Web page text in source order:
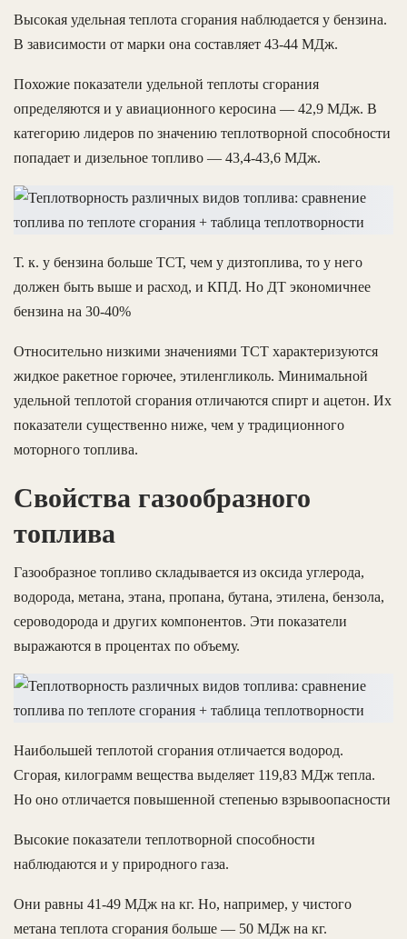
Высокая удельная теплота сгорания наблюдается у бензина.
В зависимости от марки она составляет 43-44 МДж.
Похожие показатели удельной теплоты сгорания
определяются и у авиационного керосина — 42,9 МДж. В
категорию лидеров по значению теплотворной способности
попадает и дизельное топливо — 43,4-43,6 МДж.
Т. к. у бензина больше ТСТ, чем у дизтоплива, то у него
должен быть выше и расход, и КПД. Но ДТ экономичнее
бензина на 30-40%
Относительно низкими значениями ТСТ характеризуются
жидкое ракетное горючее, этиленгликоль. Минимальной
удельной теплотой сгорания отличаются спирт и ацетон. Их
показатели существенно ниже, чем у традиционного
моторного топлива.
Свойства газообразного
топлива
Газообразное топливо складывается из оксида углерода,
водорода, метана, этана, пропана, бутана, этилена, бензола,
сероводорода и других компонентов. Эти показатели
выражаются в процентах по объему.
Наибольшей теплотой сгорания отличается водород.
Сгорая, килограмм вещества выделяет 119,83 МДж тепла.
Но оно отличается повышенной степенью взрывоопасности
Высокие показатели теплотворной способности
наблюдаются и у природного газа.
Они равны 41-49 МДж на кг. Но, например, у чистого
метана теплота сгорания больше — 50 МДж на кг.